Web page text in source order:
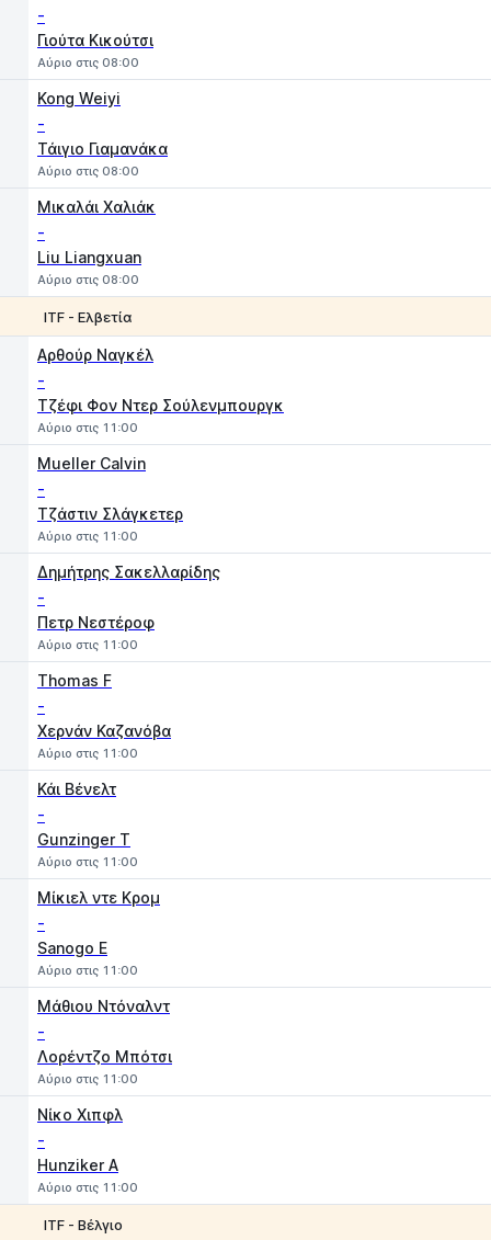
-
Γιούτα Κικούτσι
Αύριο στις 08:00
Kong Weiyi
-
Τάιγιο Γιαμανάκα
Αύριο στις 08:00
Μικαλάι Χαλιάκ
-
Liu Liangxuan
Αύριο στις 08:00
ITF - Ελβετία
Αρθούρ Ναγκέλ
-
Τζέφι Φον Ντερ Σούλενμπουργκ
Αύριο στις 11:00
Mueller Calvin
-
Τζάστιν Σλάγκετερ
Αύριο στις 11:00
Δημήτρης Σακελλαρίδης
-
Πετρ Νεστέροφ
Αύριο στις 11:00
Thomas F
-
Χερνάν Καζανόβα
Αύριο στις 11:00
Κάι Βένελτ
-
Gunzinger T
Αύριο στις 11:00
Μίκιελ ντε Κρομ
-
Sanogo E
Αύριο στις 11:00
Μάθιου Ντόναλντ
-
Λορέντζο Μπότσι
Αύριο στις 11:00
Νίκο Χιπφλ
-
Hunziker A
Αύριο στις 11:00
ITF - Βέλγιο